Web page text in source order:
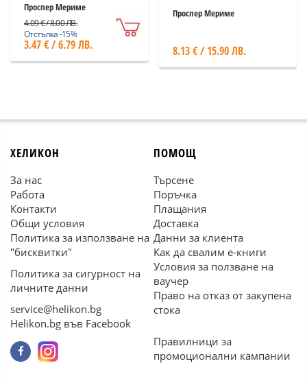
Проспер Мериме
4.09 € / 8.00 ЛВ.
Отстъпка -15%
3.47 € / 6.79 ЛВ.
Проспер Мериме
8.13 € / 15.90 ЛВ.
ХЕЛИКОН
За нас
Работа
Контакти
Общи условия
Политика за използване на
"бисквитки"
Политика за сигурност на
личните данни
service@helikon.bg
Helikon.bg във Facebook
ПОМОЩ
Търсене
Поръчка
Плащания
Доставка
Данни за клиента
Как да свалим е-книги
Условия за ползване на
ваучер
Право на отказ от закупена
стока
Правилници за
промоционални кампании